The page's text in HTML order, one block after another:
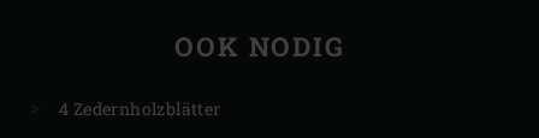
OOK NODIG
4 Zedernholzblätter